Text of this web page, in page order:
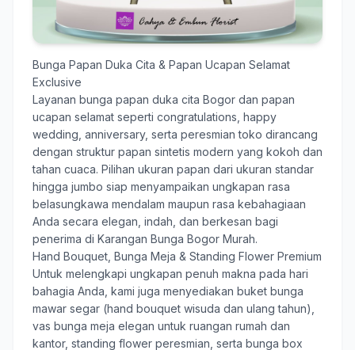
Bunga Papan Duka Cita & Papan Ucapan Selamat
Exclusive
Layanan bunga papan duka cita Bogor dan papan
ucapan selamat seperti congratulations, happy
wedding, anniversary, serta peresmian toko dirancang
dengan struktur papan sintetis modern yang kokoh dan
tahan cuaca. Pilihan ukuran papan dari ukuran standar
hingga jumbo siap menyampaikan ungkapan rasa
belasungkawa mendalam maupun rasa kebahagiaan
Anda secara elegan, indah, dan berkesan bagi
penerima di Karangan Bunga Bogor Murah.
Hand Bouquet, Bunga Meja & Standing Flower Premium
Untuk melengkapi ungkapan penuh makna pada hari
bahagia Anda, kami juga menyediakan buket bunga
mawar segar (hand bouquet wisuda dan ulang tahun),
vas bunga meja elegan untuk ruangan rumah dan
kantor, standing flower peresmian, serta bunga box